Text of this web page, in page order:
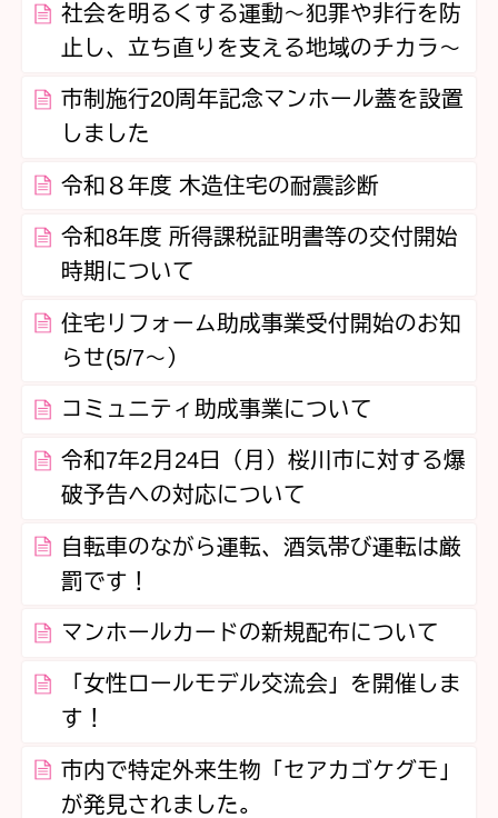
社会を明るくする運動～犯罪や非行を防
止し、立ち直りを支える地域のチカラ～
市制施行20周年記念マンホール蓋を設置
しました
令和８年度 木造住宅の耐震診断
令和8年度 所得課税証明書等の交付開始
時期について
住宅リフォーム助成事業受付開始のお知
らせ(5/7～）
コミュニティ助成事業について
令和7年2月24日（月）桜川市に対する爆
破予告への対応について
自転車のながら運転、酒気帯び運転は厳
罰です！
マンホールカードの新規配布について
「女性ロールモデル交流会」を開催しま
す！
市内で特定外来生物「セアカゴケグモ」
が発見されました。